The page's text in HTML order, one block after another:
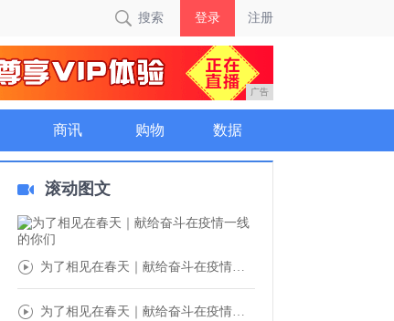
搜索 登录 注册
广告
商讯 购物 数据
滚动图文
为了相见在春天｜献给奋斗在疫情一线的你们
为了相见在春天｜献给奋斗在疫情一线的你们